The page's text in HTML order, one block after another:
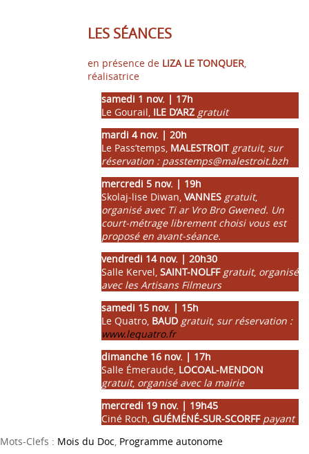
LES SÉANCES
en présence de LIZA LE TONQUER
réalisatrice
samedi 1 nov. | 17h
Le Gourail, ILE D’ARZ gratuit
mardi 4 nov. | 20h
Le Pass’temps, MALESTROITgratuit, sur
réservation : passtemps@malestroit.bzh
mercredi 5 nov. | 19h
Skolaj-lise Diwan, VANNES gratuit,
organisé avec Ti ar Vro Bro Gwened. Un
court-métrage librement choisi vous est
proposé en avant-séance.
vendredi 14 nov. | 20h30
Salle Kervel, SAINT-NOLFF gratuit, organisé
avec les Artisans Filmeurs
samedi 15 nov. | 15h
Le Quatro, BAUD gratuit, sur réservation :
www.lequatro.fr
dimanche 16 nov. | 17h
Salle Émeraude, LOCOAL-MENDON
gratuit, organisé avec la mairie
mercredi 19 nov. | 19h45
Ciné Roch, GUÉMÉNÉ-SUR-SCORFF payant
Mots-Clefs : Mois du Doc Programme autonome